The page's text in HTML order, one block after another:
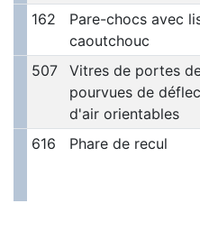
162
Pare-chocs avec
caoutchouc
507
Vitres de portes
pourvues de
d'air orientables
616 Phare de recul